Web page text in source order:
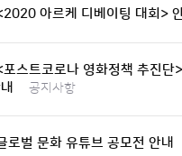
아르케 디베이팅 대회>
포스트코로나 영화정책 추진단
공지사항
로벌 문화 유튜브 공모전 안내